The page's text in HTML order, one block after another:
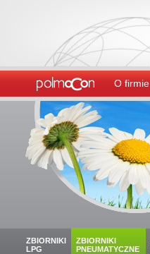
O firmie
ZBIORNIKI
LPG
ZBIORNIKI
PNEUMATYCZNE